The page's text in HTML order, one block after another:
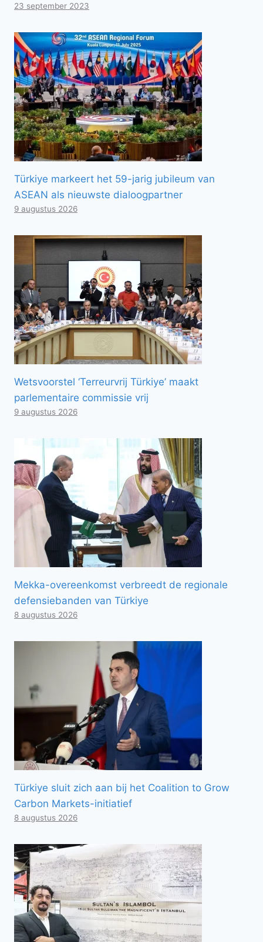
23 september 2023
Türkiye markeert het 59-jarig jubileum van
ASEAN als nieuwste dialoogpartner
9 augustus 2026
Wetsvoorstel ‘Terreurvrij Türkiye’ maakt
parlementaire commissie vrij
9 augustus 2026
Mekka-overeenkomst verbreedt de regionale
defensiebanden van Türkiye
8 augustus 2026
Türkiye sluit zich aan bij het Coalition to Grow
Carbon Markets-initiatief
8 augustus 2026